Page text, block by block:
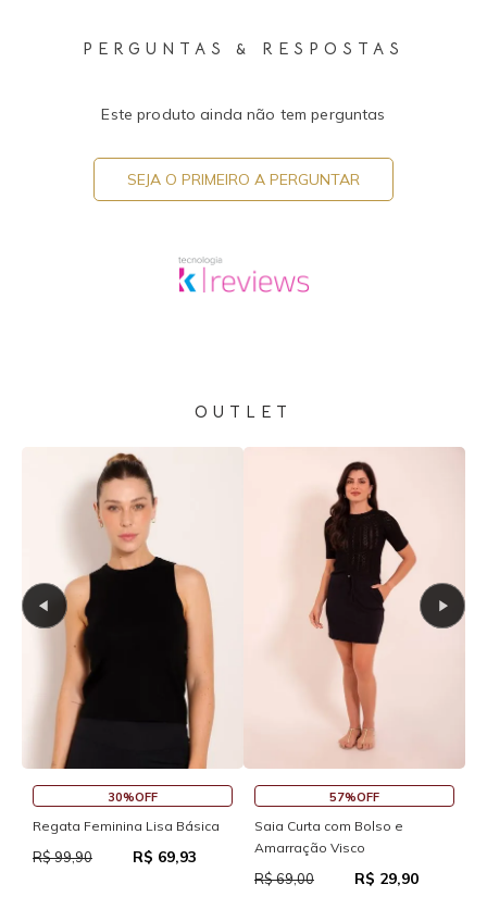
PERGUNTAS & RESPOSTAS
Este produto ainda não tem perguntas
SEJA O PRIMEIRO A PERGUNTAR
OUTLET
30%OFF
Regata Feminina Lisa Básica
R$ 99,90 R$ 69,93
57%OFF
Saia Curta com Bolso e
Amarração Visco
R$ 69,00 R$ 29,90